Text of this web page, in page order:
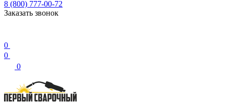
8 (800) 777-00-72
Заказать звонок
0
0
0